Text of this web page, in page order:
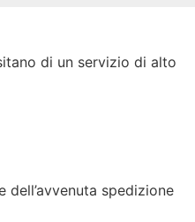
di un servizio di alto
spedizione